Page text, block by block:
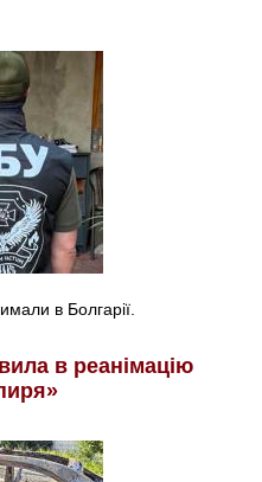
в Болгарії.
в реанімацію